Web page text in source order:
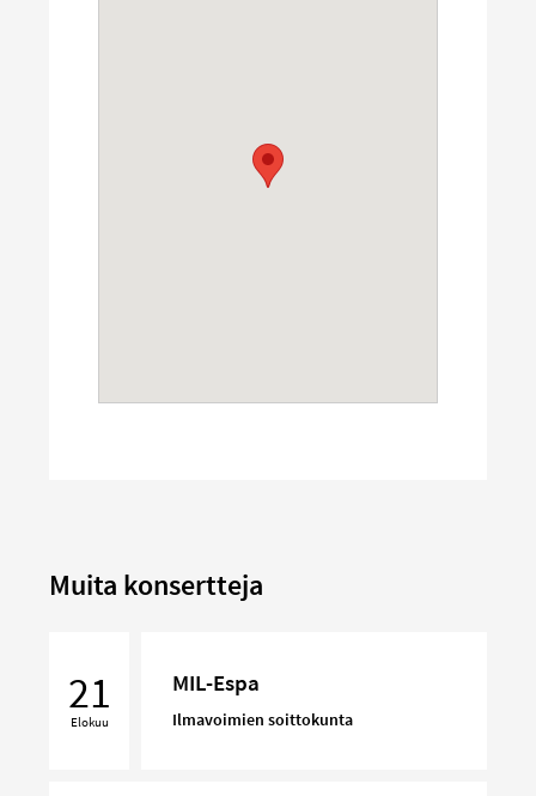
Muita konsertteja
Espa21
Elokuu
MIL-Espa
Ilmavoimien soittokunta